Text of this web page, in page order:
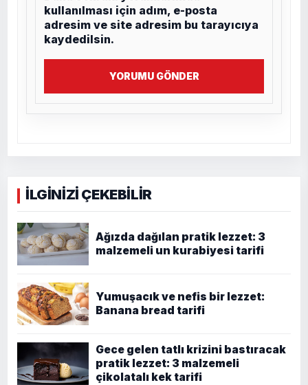
kullanılması için adım, e-posta
adresim ve site adresim bu tarayıcıya
kaydedilsin.
YORUMU GÖNDER
İLGİNİZİ ÇEKEBİLİR
Ağızda dağılan pratik lezzet: 3
malzemeli un kurabiyesi tarifi
Yumuşacık ve nefis bir lezzet:
Banana bread tarifi
Gece gelen tatlı krizini bastıracak
pratik lezzet: 3 malzemeli
çikolatalı kek tarifi